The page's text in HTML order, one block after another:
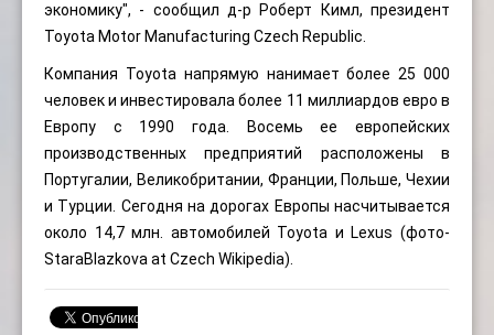
экономику", - сообщил д-р Роберт Кимл, президент
Toyota Motor Manufacturing Czech Republic.
Компания Toyota напрямую нанимает более 25 000
человек и инвестировала более 11 миллиардов евро в
Европу с 1990 года. Восемь ее европейских
производственных предприятий расположены в
Португалии, Великобритании, Франции, Польше, Чехии
и Турции. Сегодня на дорогах Европы насчитывается
около 14,7 млн. ​​автомобилей Toyota и Lexus (фото-
StaraBlazkova at Czech Wikipedia).